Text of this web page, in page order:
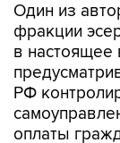
Один из
фракции
в настоящее
РФ
оплаты